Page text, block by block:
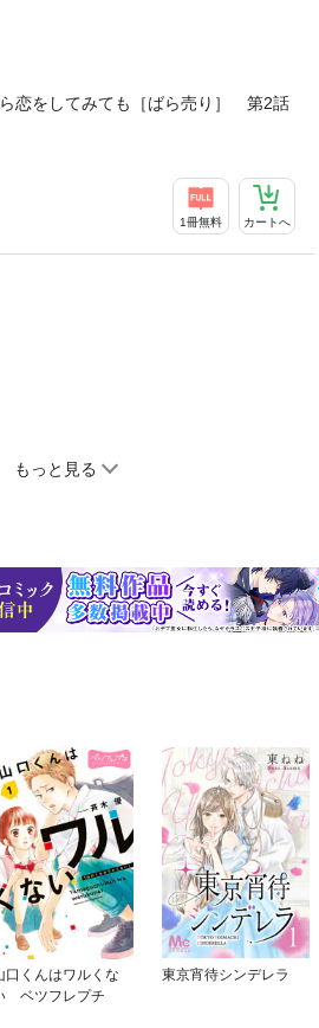
恋をしてみても［ばら売り］ 第2話
1冊無料 カートへ
もっと見る
口くんはワルくな
ベツフレプチ
東京宵待シンデレラ